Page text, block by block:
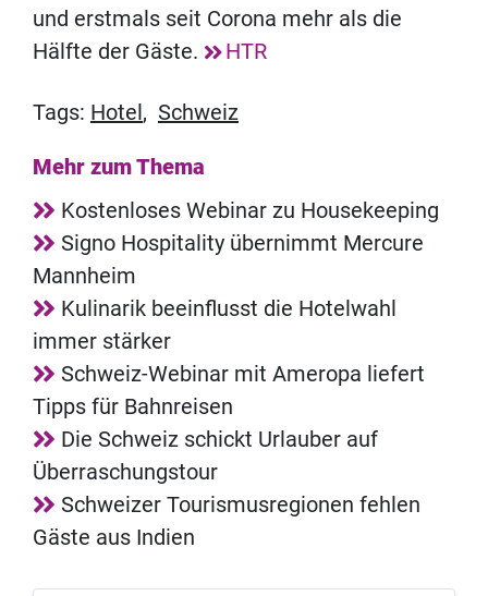
und erstmals seit Corona mehr als die
Hälfte der Gäste.
HTR
Tags: Hotel, Schweiz
Mehr zum Thema
Kostenloses Webinar zu Housekeeping
Signo Hospitality übernimmt Mercure
Mannheim
Kulinarik beeinflusst die Hotelwahl
immer stärker
Schweiz-Webinar mit Ameropa liefert
Tipps für Bahnreisen
Die Schweiz schickt Urlauber auf
Überraschungstour
Schweizer Tourismusregionen fehlen
Gäste aus Indien